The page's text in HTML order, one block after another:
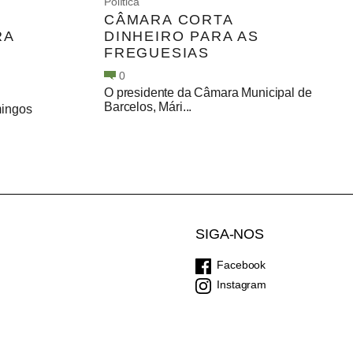
CÂMARA CORTA
DINHEIRO PARA AS
FREGUESIAS
0
O presidente da Câmara Municipal de
Barcelos, Mári...
SIGA-NOS
Facebook
Instagram